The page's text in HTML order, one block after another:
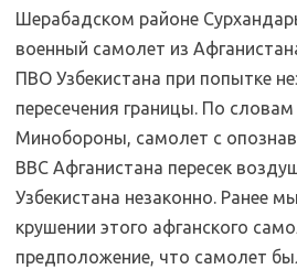
Шерабадском районе
военный самолет из
ПВО Узбекистана при попытке
пересечения границы. По
Минобороны, самолет с
ВВС Афганистана пересек
Узбекистана незаконно. Ранее
крушении этого афганского
предположение, что самолет